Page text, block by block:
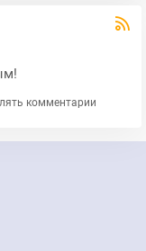
комментарии